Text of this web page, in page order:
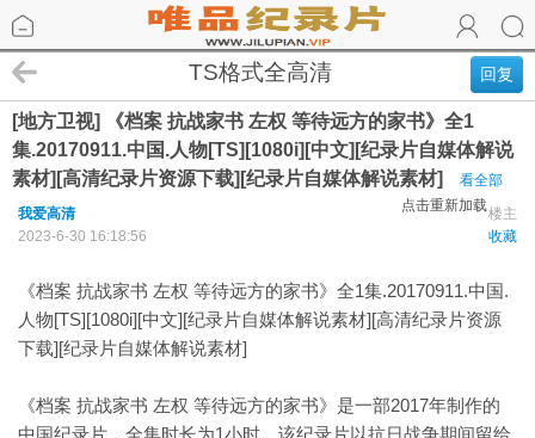
回复
TS格式全高清
[地方卫视] 《档案 抗战家书 左权 等待远方的家书》全1
集.20170911.中国.人物[TS][1080i][中文][纪录片自媒体解说
素材][高清纪录片资源下载][纪录片自媒体解说素材]
看全部
点击重新加载楼主
我爱高清
收藏
2023-6-30 16:18:56
《档案 抗战家书 左权 等待远方的家书》全1集.20170911.中国.
人物[TS][1080i][中文][纪录片自媒体解说素材][高清纪录片资源
下载][纪录片自媒体解说素材]
《档案 抗战家书 左权 等待远方的家书》是一部2017年制作的
中国纪录片，全集时长为1小时。该纪录片以抗日战争期间留给